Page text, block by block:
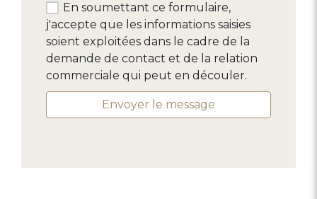
En soumettant ce formulaire,
j'accepte que les informations saisies
soient exploitées dans le cadre de la
demande de contact et de la relation
commerciale qui peut en découler.
Envoyer le message